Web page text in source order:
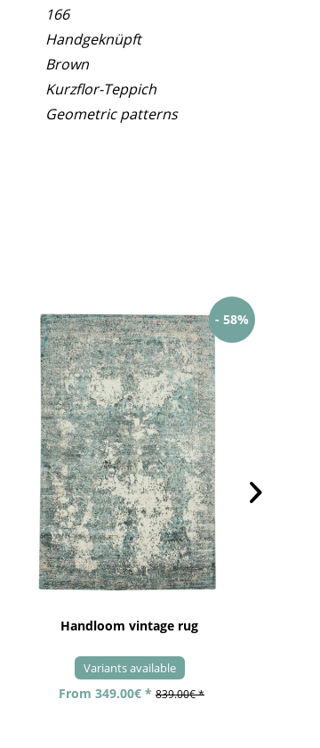
166
Handgeknüpft
Brown
Kurzflor-Teppich
Geometric patterns
- 58%
Handloom vintage rug
Variants available
From 349.00€ * 839.00€ *